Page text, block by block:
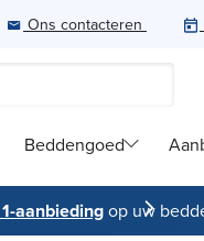
Ons contacteren
Beddengoed
aanbiedingop uw